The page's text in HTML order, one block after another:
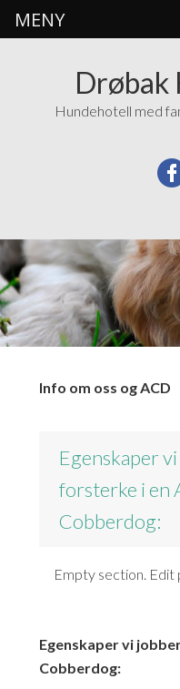
Drøbak
Hundehotell med
Info om oss og ACD
Egenskaper
forsterke i en
Cobberdog:
Empty section. Edit
Egenskaper vi
Cobberdog:
MENY